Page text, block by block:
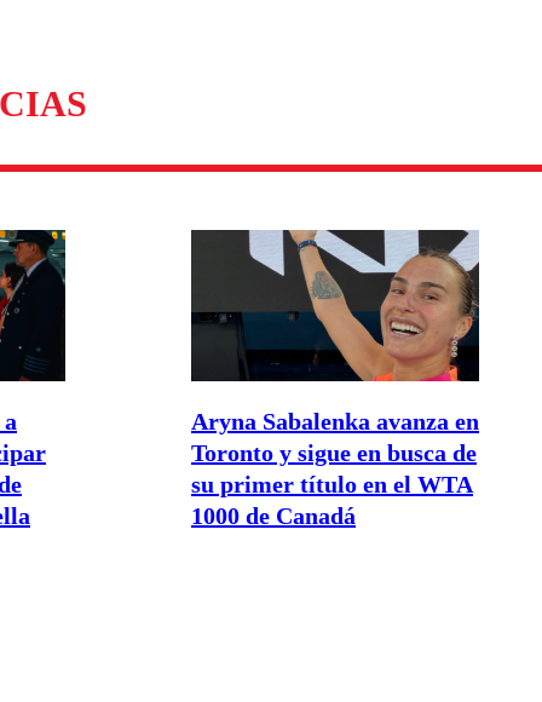
Aryna Sabalenka avanza en
Toronto y sigue en busca de
su primer título en el WTA
1000 de Canadá